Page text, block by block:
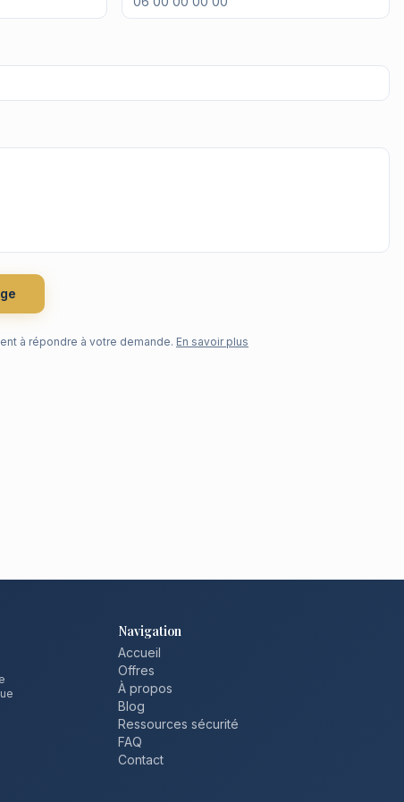
à répondre à votre demande. En savoir plus
Navigation
Accueil
Offres
À propos
Blog
Ressources sécurité
FAQ
Contact